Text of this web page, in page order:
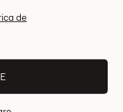
de
de